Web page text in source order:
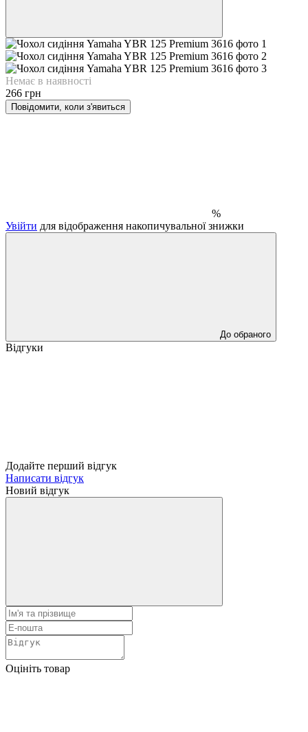
Немає в наявності
266 грн
Повідомити, коли з'явиться
%
Увійти для відображення накопичувальної знижки
До обраного
Відгуки
Додайте перший відгук
Написати відгук
Новий відгук
Оцініть товар